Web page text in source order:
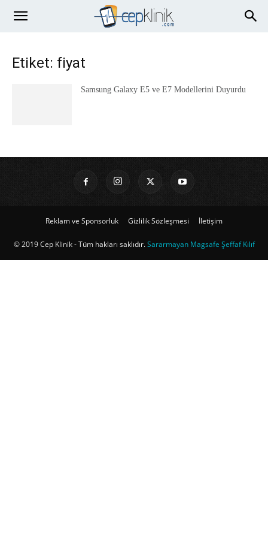
Etiket: fiyat
Samsung Galaxy E5 ve E7 Modellerini Duyurdu
Reklam ve Sponsorluk Gizlilik Sözleşmesi İletişim
© 2019 Cep Klinik - Tüm hakları saklıdır.Sararmayan Magsafe Şeffaf Kılıf